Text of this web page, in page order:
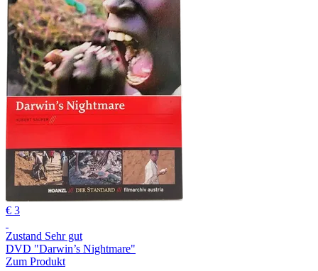
€ 3
Zustand Sehr gut
DVD "Darwin’s Nightmare"
Zum Produkt